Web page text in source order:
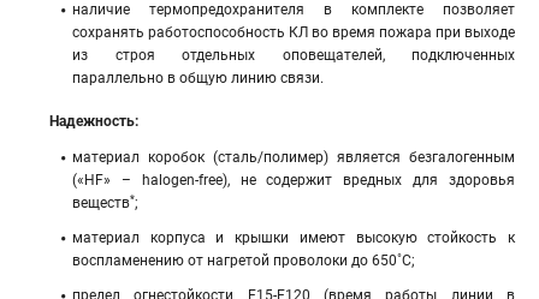
наличие термопредохранителя в комплекте позволяет
сохранять работоспособность КЛ во время пожара при выходе
из строя отдельных оповещателей, подключенных
параллельно в общую линию связи.
Надежность:
материал коробок (сталь/полимер) является безгалогенным
(«HF» – halogen-free), не содержит вредных для здоровья
веществ*;
материал корпуса и крышки имеют высокую стойкость к
воспламенению от нагретой проволоки до 650˚С;
предел огнестойкости Е15-Е120 (время работы линии в